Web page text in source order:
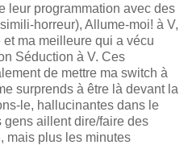
leur programmation avec des
horreur), Allume-moi! à V,
ma meilleure qui a vécu
Séduction à V. Ces
de mettre ma switch à
surprends à être là devant la
le, hallucinantes dans le
aillent dire/faire des
mais plus les minutes